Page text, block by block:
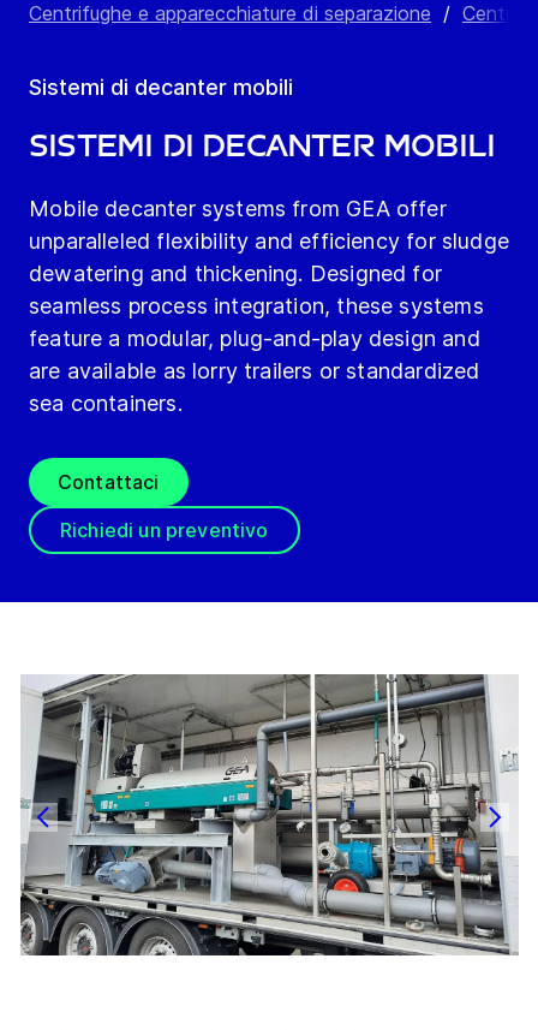
Centrifughe e apparecchiature di separazione /
Sistemi di decanter mobili
Sistemi di decanter mobili
Mobile decanter systems from GEA offer
unparalleled flexibility and efficiency for sludge
dewatering and thickening. Designed for
seamless process integration, these systems
feature a modular, plug-and-play design and
are available as lorry trailers or standardized
sea containers.
Contattaci
Richiedi un preventivo